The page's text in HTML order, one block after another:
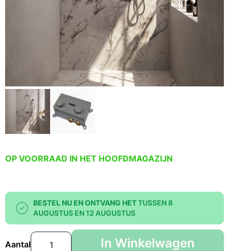
OP VOORRAAD IN HET HOOFDMAGAZIJN
BESTEL NU EN ONTVANG HETTUSSEN 8
AUGUSTUS EN 12 AUGUSTUS
Aantal In Winkelwagen